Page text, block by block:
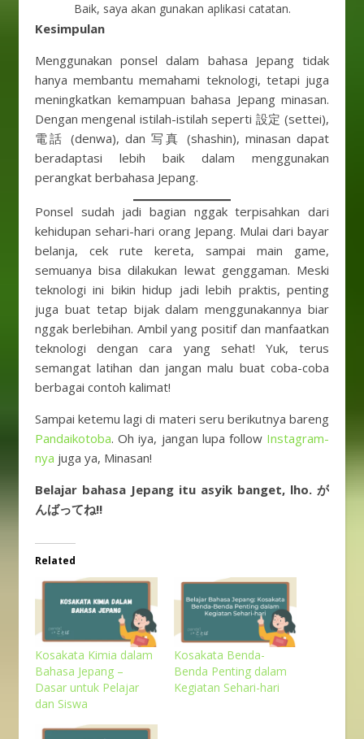
Baik, saya akan gunakan aplikasi catatan.
Kesimpulan
Menggunakan ponsel dalam bahasa Jepang tidak
hanya membantu memahami teknologi, tetapi juga
meningkatkan kemampuan bahasa Jepang minasan.
Dengan mengenal istilah-istilah seperti 設定 (settei),
電話 (denwa), dan 写真 (shashin), minasan dapat
beradaptasi lebih baik dalam menggunakan
perangkat berbahasa Jepang.
Ponsel sudah jadi bagian nggak terpisahkan dari
kehidupan sehari-hari orang Jepang. Mulai dari bayar
belanja, cek rute kereta, sampai main game,
semuanya bisa dilakukan lewat genggaman. Meski
teknologi ini bikin hidup jadi lebih praktis, penting
juga buat tetap bijak dalam menggunakannya biar
nggak berlebihan. Ambil yang positif dan manfaatkan
teknologi dengan cara yang sehat! Yuk, terus
semangat latihan dan jangan malu buat coba-coba
berbagai contoh kalimat!
Sampai ketemu lagi di materi seru berikutnya bareng
Pandaikotoba. Oh iya, jangan lupa follow Instagram-
nya juga ya, Minasan!
Belajar bahasa Jepang itu asyik banget, lho. が
んばってね!!
Related
Kosakata Kimia dalam
Bahasa Jepang –
Dasar untuk Pelajar
dan Siswa
Kosakata Benda-
Benda Penting dalam
Kegiatan Sehari-hari